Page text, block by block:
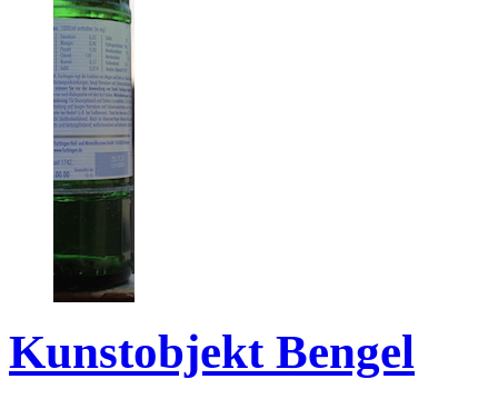
Kunstobjekt Bengel